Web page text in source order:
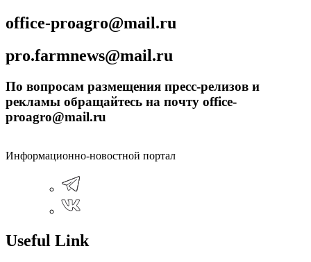
office-proagro@mail.ru
pro.farmnews@mail.ru
По вопросам размещения пресс-релизов и
рекламы обращайтесь на почту office-
proagro@mail.ru
Информационно-новостной портал
Useful Link